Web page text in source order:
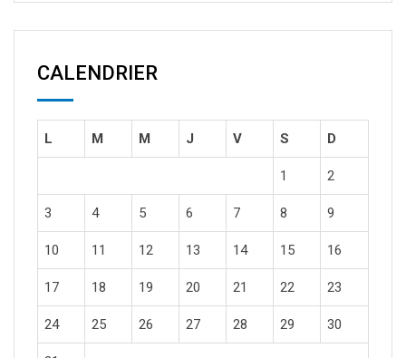
CALENDRIER
L M M J V S D
1 2
3 4 5 6 7 8 9
10 11 12 13 14 15 16
17 18 19 20 21 22 23
24 25 26 27 28 29 30